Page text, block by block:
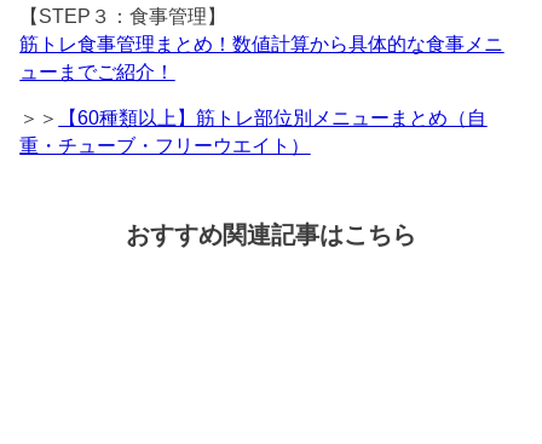
【STEP３：食事管理】
筋トレ食事管理まとめ！数値計算から具体的な食事メニ
ューまでご紹介！
＞＞
【60種類以上】筋トレ部位別メニューまとめ（自
重・チューブ・フリーウエイト）
おすすめ関連記事はこちら